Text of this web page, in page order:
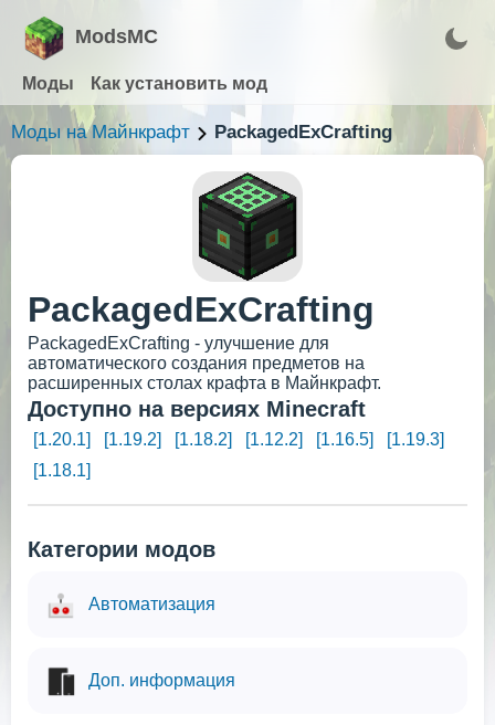
ModsMC
Моды Как установить мод
Моды на Майнкрафт PackagedExCrafting
PackagedExCrafting
PackagedExCrafting - улучшение для
автоматического создания предметов на
расширенных столах крафта в Майнкрафт.
Доступно на версиях Minecraft
[1.20.1] [1.19.2] [1.18.2] [1.12.2] [1.16.5]
[1.19.3]
[1.18.1]
Категории модов
Автоматизация
Доп. информация